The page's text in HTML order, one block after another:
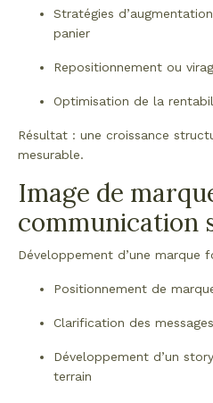
Stratégies
panier
Repositionnement ou
Optimisation de la
Résultat : une croissance
mesurable.
Image de
communication
Développement d’une marque
Positionnement de
Clarification des
Développement d’un
terrain